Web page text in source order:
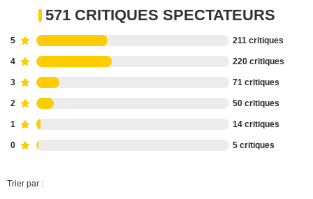
571 CRITIQUES SPECTATEURS
5 211 critiques
4 220 critiques
3 71 critiques
2 50 critiques
1 14 critiques
0 5 critiques
Trier par :